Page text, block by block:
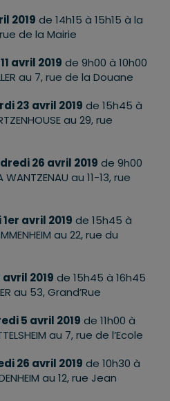
2019 de 14h15 à 15h15 à la
rue de la Mairie
avril 2019 de 9h00 à 10h00
au 7, rue de la Douane
23 avril 2019 de 15h45 à
au 29, rue
26 avril 2019 de 9h00
au 11-13, rue
1er avril 2019 de 15h45 à
au 22, rue du
avril 2019 de 15h45 à 16h45
au 53, Grand’Rue
5 avril 2019 de 11h00 à
au 7, rue de l’Ecole
26 avril 2019 de 10h30 à
au 12, rue Jean